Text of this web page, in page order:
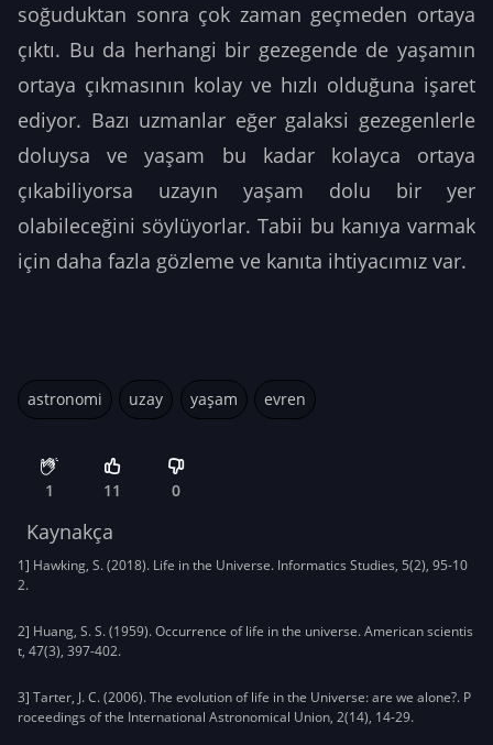
soğuduktan sonra çok zaman geçmeden ortaya
çıktı. Bu da herhangi bir gezegende de yaşamın
ortaya çıkmasının kolay ve hızlı olduğuna işaret
ediyor. Bazı uzmanlar eğer galaksi gezegenlerle
doluysa ve yaşam bu kadar kolayca ortaya
çıkabiliyorsa uzayın yaşam dolu bir yer
olabileceğini söylüyorlar. Tabii bu kanıya varmak
için daha fazla gözleme ve kanıta ihtiyacımız var.
astronomi uzay yaşam evren
1 11 0
Kaynakça
1] Hawking, S. (2018). Life in the Universe. Informatics Studies, 5(2), 95-10
2.
2] Huang, S. S. (1959). Occurrence of life in the universe. American scientis
t, 47(3), 397-402.
3] Tarter, J. C. (2006). The evolution of life in the Universe: are we alone?. P
roceedings of the International Astronomical Union, 2(14), 14-29.